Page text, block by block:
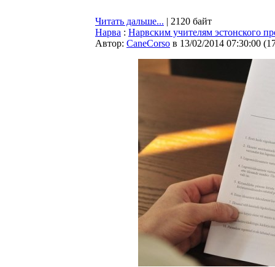
Читать дальше... | 2120 байт
Нарва : Нарвским учителям эстонского
Автор: CaneCorso в 13/02/2014 07:30:00 (